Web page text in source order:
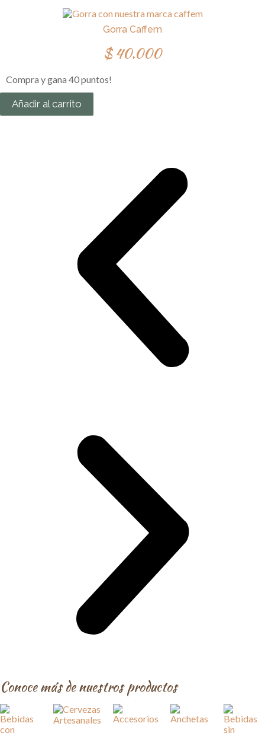
Gorra Caffem
$40.000
Compra y gana 40 puntos!
Añadir al carrito
Conoce más de nuestros productos